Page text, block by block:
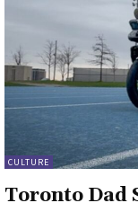
CULTURE
Toronto Dad